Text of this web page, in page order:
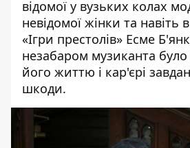
відомої у вузьких колах
невідомої жінки та навіть
«Ігри престолів» Есме
незабаром музиканта
його життю і кар'єрі
шкоди.